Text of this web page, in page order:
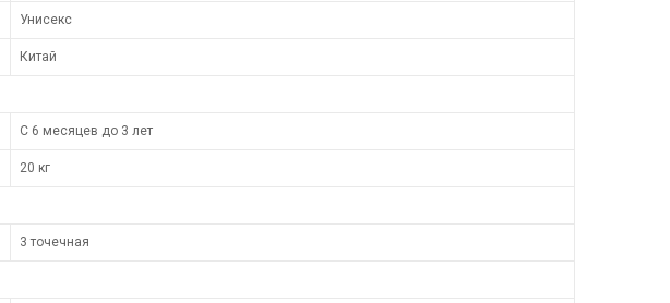
Унисекс
Китай
С 6 месяцев до 3 лет
20 кг
3 точечная